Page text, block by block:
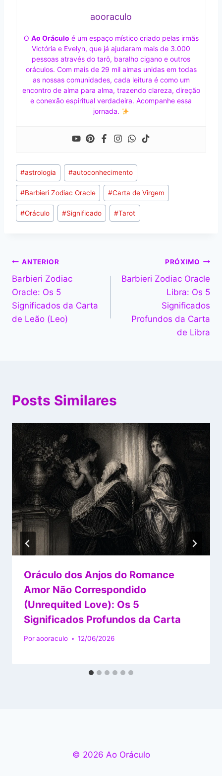
aooraculo
O Ao Oráculo é um espaço místico criado pelas irmãs
Victória e Evelyn, que já ajudaram mais de 3.000
pessoas através do tarô, baralho cigano e outros
oráculos. Com mais de 29 mil almas unidas em todas
as nossas comunidades, cada leitura é como um
encontro de alma para alma, trazendo clareza, direção
e conexão espiritual verdadeira. Acompanhe essa
jornada.
Tags
do
Post:
#astrologia #autoconhecimento
#Barbieri Zodiac Oracle #Carta de Virgem
#Oráculo #Significado #Tarot
Navegação
de
Post
ANTERIOR
Barbieri Zodiac
Oracle: Os 5
Significados da Carta
de Leão (Leo)
PRÓXIMO
Barbieri Zodiac Oracle
Libra: Os 5
Significados
Profundos da Carta
de Libra
Posts Similares
Oráculo dos Anjos do Romance
Amor Não Correspondido
(Unrequited Love): Os 5
Significados Profundos da Carta
Poraooraculo 12/06/2026
© 2026 Ao Oráculo